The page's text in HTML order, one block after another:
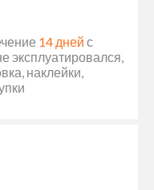
14 дней с
эксплуатировался,
наклейки,